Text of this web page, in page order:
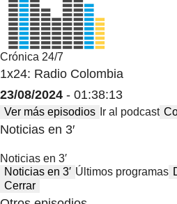
Crónica 24/7
1x24: Radio Colombia
23/08/2024 - 01:38:13
Ver más episodios Ir al podcast
Noticias en 3′
Noticias en 3′
Noticias en 3′ Últimos programas
Cerrar